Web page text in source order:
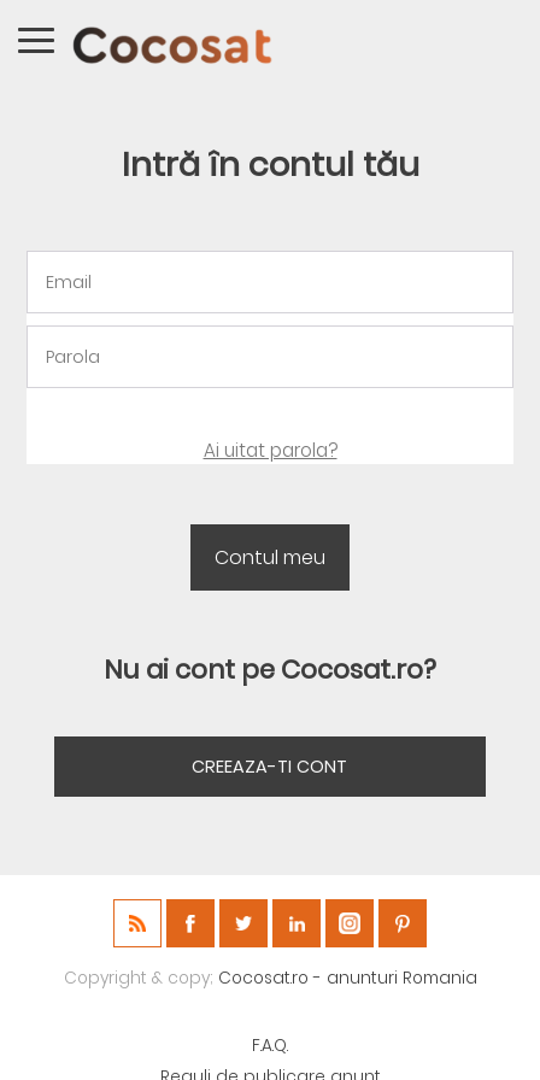
Intră în contul tău
Ai uitat parola?
Nu ai cont pe Cocosat.ro?
CREEAZA-TI CONT
Copyright & copy; Cocosat.ro - anunturi Romania
F.A.Q.